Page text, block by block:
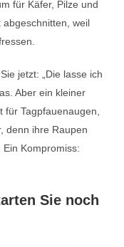
für Käfer, Pilze und
abgeschnitten, weil
jetzt: „Die lasse ich
Aber ein kleiner
Tagpfauenaugen,
denn ihre Raupen
Kompromiss:
Sie noch